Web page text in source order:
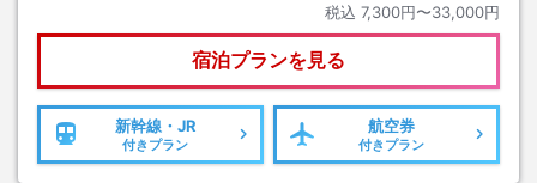
税込 7,300円〜33,000円
宿泊プランを見る
新幹線・JR
付きプラン
航空券
付きプラン